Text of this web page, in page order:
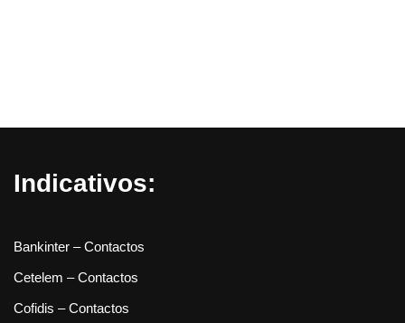
Indicativos:
Bankinter – Contactos
Cetelem – Contactos
Cofidis – Contactos